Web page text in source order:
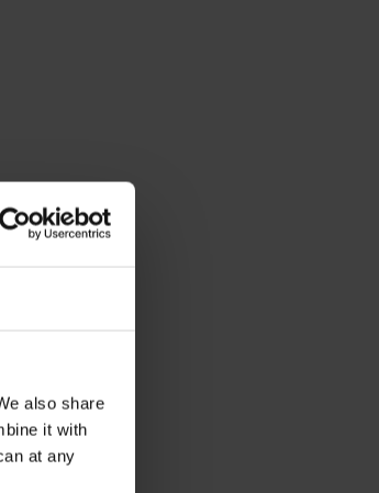
also share
it with
at any